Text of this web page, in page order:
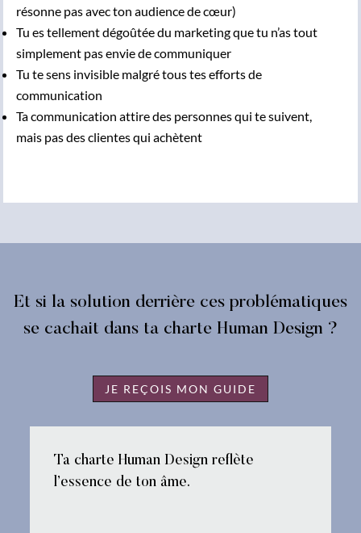
résonne pas avec ton audience de cœur)
Tu es tellement dégoûtée du marketing que tu n’as tout
simplement pas envie de communiquer
Tu te sens invisible malgré tous tes efforts de
communication
Ta communication attire des personnes qui te suivent,
mais pas des clientes qui achètent
Et si la solution derrière ces problématiques
se cachait dans ta charte Human Design ?
JE REÇOIS MON GUIDE
Ta charte Human Design reflète
l’essence de ton âme.